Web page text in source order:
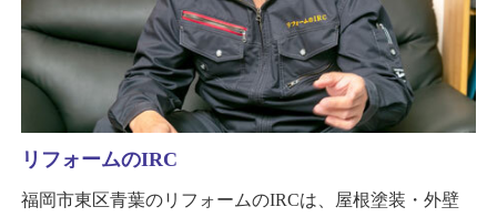
リフォームのIRC
福岡市東区青葉のリフォームのIRCは、屋根塗装・外壁